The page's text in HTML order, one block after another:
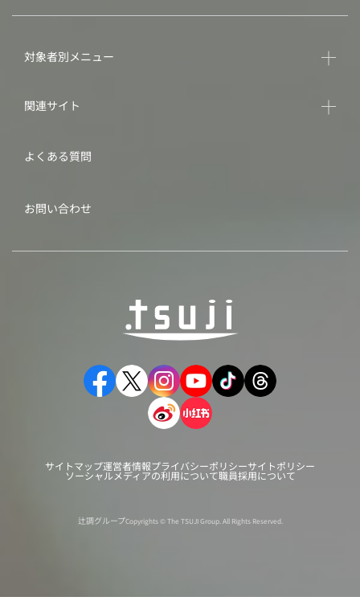
対象者別メニュー
関連サイト
よくある質問
お問い合わせ
サイトマップ運営者情報プライバシーポリシーサイトポリシー
ソーシャルメディアの利用について職員採用について
辻調グループCopyrights © The TSUJI Group. All Rights Reserved.